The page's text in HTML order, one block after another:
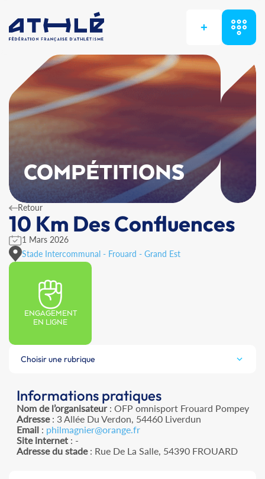
+
COMPÉTITIONS
Retour
10 Km Des Confluences
1 Mars 2026
Stade Intercommunal - Frouard - Grand Est
ENGAGEMENT
EN LIGNE
Choisir une rubrique
Informations pratiques
Nom de l’organisateur: OFP omnisport Frouard Pompey
Adresse: 3 Allée Du Verdon, 54460 Liverdun
Email: philmagnier@orange.fr
Site internet: -
Adresse du stade: Rue De La Salle, 54390 FROUARD